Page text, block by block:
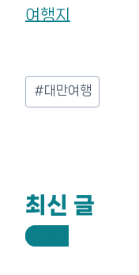
여행지
Post
Tags:
#대만여행
최신 글